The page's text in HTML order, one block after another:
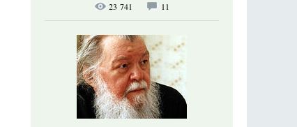
23 741 11